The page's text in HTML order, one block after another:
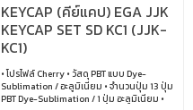
KEYCAP (คีย์แคป) EGA JJK
KEYCAP SET SD KC1 (JJK-
KC1)
• โปรไฟล์ Cherry • วัสดุ PBT แบบ Dye-
Sublimation / อะลูมิเนียม • จำนวนปุ่ม 13 ปุ่ม
PBT Dye-Sublimation / 1 ปุ่ม อะลูมิเนียม •